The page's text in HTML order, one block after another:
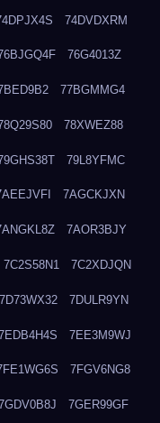
74DVDXRM
76G4013Z
77BGMMG4
78XWEZ88
79L8YFMC
7AGCKJXN
7AOR3BJY
7C2S58N1 7C2XDJQN
7D73WX32 7DULR9YN
7EE3M9WJ
7FGV6NG8
7GER99GF